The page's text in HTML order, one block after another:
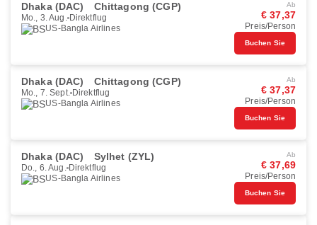
Dhaka (DAC) Chittagong (CGP)
Mo., 3. Aug. Direktflug
US-Bangla Airlines
Ab
€ 37,37
Preis/Person
Buchen Sie
Dhaka (DAC) Chittagong (CGP)
Mo., 7. Sept. Direktflug
US-Bangla Airlines
Ab
€ 37,37
Preis/Person
Buchen Sie
Dhaka (DAC) Sylhet (ZYL)
Do., 6. Aug. Direktflug
US-Bangla Airlines
Ab
€ 37,69
Preis/Person
Buchen Sie